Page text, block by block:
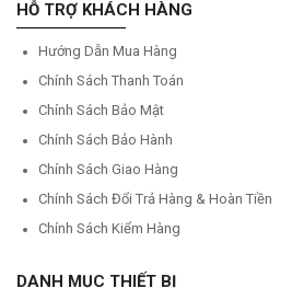
HỖ TRỢ KHÁCH HÀNG
Hướng Dẫn Mua Hàng
Chính Sách Thanh Toán
Chính Sách Bảo Mật
Chính Sách Bảo Hành
Chính Sách Giao Hàng
Chính Sách Đổi Trả Hàng & Hoàn Tiền
Chính Sách Kiểm Hàng
DANH MỤC THIẾT BỊ